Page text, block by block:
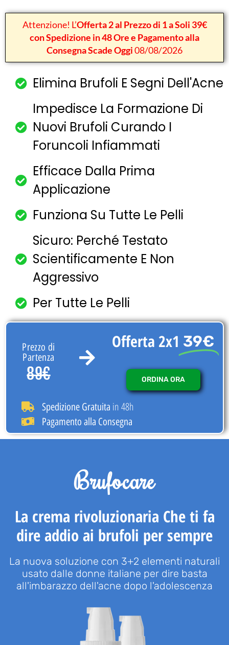
Attenzione! L’Offerta 2 al Prezzo di 1 a Soli 39€
con Spedizione in 48 Ore e Pagamento alla
Consegna Scade Oggi08/08/2026
Elimina Brufoli E Segni Dell'Acne
Impedisce La Formazione Di
Nuovi Brufoli Curando I
Foruncoli Infiammati
Efficace Dalla Prima
Applicazione
Funziona Su Tutte Le Pelli
Sicuro: Perché Testato
Scientificamente E Non
Aggressivo
Per Tutte Le Pelli
Prezzo di
Partenza
89€
Offerta 2x1 39€
ORDINA ORA
Spedizione Gratuita in 48h
Pagamento alla Consegna
Brufocare
La crema rivoluzionaria Che ti fa
dire addio ai brufoli per sempre
La nuova soluzione con 3+2 elementi naturali
usato dalle donne italiane per dire basta
all'imbarazzo dell'acne dopo l'adolescenza